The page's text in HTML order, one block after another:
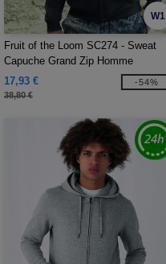
W1
Fruit of the Loom SC274 - Sweat
Capuche Grand Zip Homme
17,93 €
38,80 €
-54%